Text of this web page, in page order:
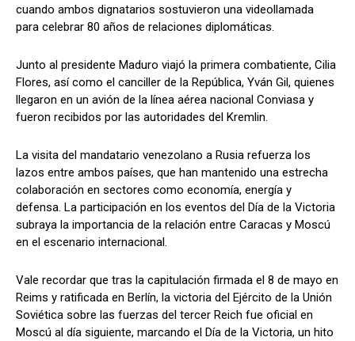
cuando ambos dignatarios sostuvieron una videollamada
para celebrar 80 años de relaciones diplomáticas.
Junto al presidente Maduro viajó la primera combatiente, Cilia
Flores, así como el canciller de la República, Yván Gil, quienes
llegaron en un avión de la línea aérea nacional Conviasa y
fueron recibidos por las autoridades del Kremlin.
La visita del mandatario venezolano a Rusia refuerza los
lazos entre ambos países, que han mantenido una estrecha
colaboración en sectores como economía, energía y
defensa. La participación en los eventos del Día de la Victoria
subraya la importancia de la relación entre Caracas y Moscú
en el escenario internacional.
Vale recordar que tras la capitulación firmada el 8 de mayo en
Reims y ratificada en Berlín, la victoria del Ejército de la Unión
Soviética sobre las fuerzas del tercer Reich fue oficial en
Moscú al día siguiente, marcando el Día de la Victoria, un hito